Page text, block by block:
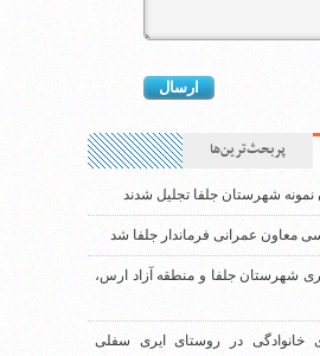
پربحث‌ترین‌ها
نمونه شهرستان جلفا تجلیل شدند
معاون عمرانی فرماندار جلفا شد
شهرستان جلفا و منطقه آزاد ارس،
خانوادگی در روستای ایری سفلی